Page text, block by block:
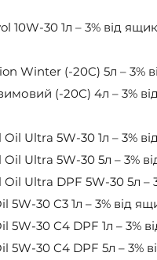
10W-30 1л – 3% від
Winter (-20C) 5л – 3%
(-20С) 4л – 3%
Ultra 5W-30 1л – 3%
Ultra 5W-30 5л – 3%
Ultra DPF 5W-30 5л –
30 C3 1л – 3% від
5W-30 C4 DPF 1л – 3%
5W-30 C4 DPF 5л – 3%